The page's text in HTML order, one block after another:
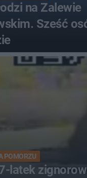
na Zalewie
Sześć
POMORZU
latek